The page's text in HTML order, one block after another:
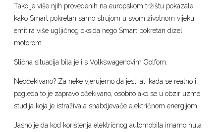
Tako je više njih provedenih na europskom tržištu pokazale
kako Smart pokretan samo strujom u svom životnom vijeku
emitira više ugljičnog oksida nego Smart pokretan dizel
motorom.
Slična situacija bila je i s Volkswagenovim Golfom.
Neočekivano? Za neke vjerujemo da jest, ali kada se realno i
pogleda to je zapravo očekivano, osobito ako se u obzir uzme
studija koja je istraživala snabdjevače električnom energijom.
Jasno je da kod korištenja električnog automobila imamo nula